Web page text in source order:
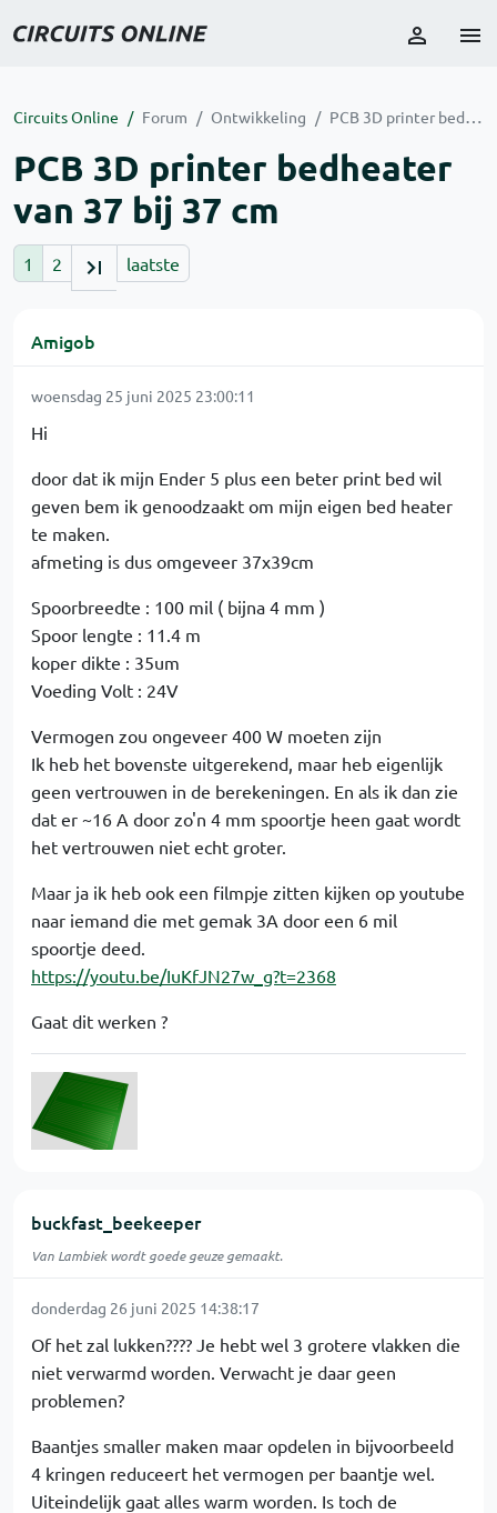
Circuits Online Forum Ontwikkeling PCB 3D printer bedheater van 37 bij 37 cm
PCB 3D printer bedheater
van 37 bij 37 cm
1 2 laatste
Amigob
woensdag 25 juni 2025 23:00:11
Hi
door dat ik mijn Ender 5 plus een beter print bed wil
geven bem ik genoodzaakt om mijn eigen bed heater
te maken.
afmeting is dus omgeveer 37x39cm
Spoorbreedte : 100 mil ( bijna 4 mm )
Spoor lengte : 11.4 m
koper dikte : 35um
Voeding Volt : 24V
Vermogen zou ongeveer 400 W moeten zijn
Ik heb het bovenste uitgerekend, maar heb eigenlijk
geen vertrouwen in de berekeningen. En als ik dan zie
dat er ~16 A door zo'n 4 mm spoortje heen gaat wordt
het vertrouwen niet echt groter.
Maar ja ik heb ook een filmpje zitten kijken op youtube
naar iemand die met gemak 3A door een 6 mil
spoortje deed.
https://youtu.be/IuKfJN27w_g?t=2368
Gaat dit werken ?
buckfast_beekeeper
Van Lambiek wordt goede geuze gemaakt.
donderdag 26 juni 2025 14:38:17
Of het zal lukken???? Je hebt wel 3 grotere vlakken die
niet verwarmd worden. Verwacht je daar geen
problemen?
Baantjes smaller maken maar opdelen in bijvoorbeeld
4 kringen reduceert het vermogen per baantje wel.
Uiteindelijk gaat alles warm worden. Is toch de